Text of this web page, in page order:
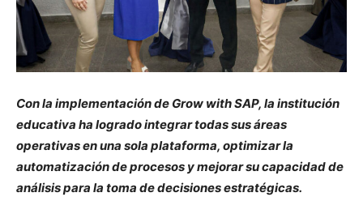
Con la implementación de Grow with SAP, la institución
educativa ha logrado integrar todas sus áreas
operativas en una sola plataforma, optimizar la
automatización de procesos y mejorar su capacidad de
análisis para la toma de decisiones estratégicas.